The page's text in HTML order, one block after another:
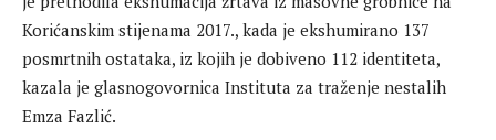
Korićanskim stijenama 2017., kada je ekshumirano 137
posmrtnih ostataka, iz kojih je dobiveno 112 identiteta,
kazala je glasnogovornica Instituta za traženje nestalih
Emza Fazlić.